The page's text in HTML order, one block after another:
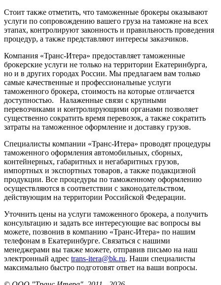
Стоит также отметить, что таможенные брокеры оказывают
услуги по сопровождению вашего груза на таможне на всех
этапах, контролируют законность и правильность проведения
процедур, а также представляют интересы заказчиков.
Компания «Транс-Итера» предоставляет таможенные
брокерские услуги не только на территории Екатеринбурга,
но и в других городах России. Мы предлагаем вам только
самые качественные и профессиональные услуги
таможенного брокера, стоимость на которые отличается
доступностью. Налаженные связи с крупными
перевозчиками и контролирующими органами позволяет
существенно сократить время перевозок, а также сократить
затраты на таможенное оформление и доставку грузов.
Специалисты компании «Транс-Итера» проводят процедуры
таможенного оформления автомобильных, сборных,
контейнерных, габаритных и негабаритных грузов,
импортных и экспортных товаров, а также подакцизной
продукции. Все процедуры по таможенному оформлению
осуществляются в соответствии с законодательством,
действующим на территории Российской Федерации.
Уточнить цены на услуги таможенного брокера, а получить
консультацию и задать все интересующие вас вопросы вы
можете, позвонив в компанию «Транс-Итера» по нашим
телефонам в Екатеринбурге. Связаться с нашими
менеджерами вы также можете, отправив письмо на наш
электронный адрес trans-itera@bk.ru. Наши специалисты
максимально быстро подготовят ответ на ваши вопросы.